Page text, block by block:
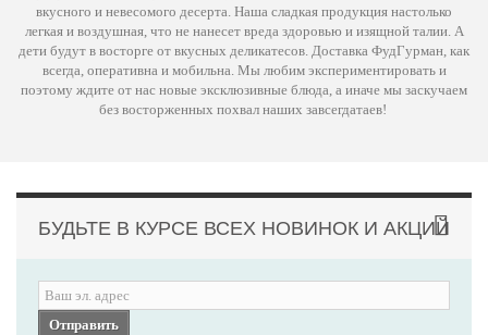
вкусного и невесомого десерта. Наша сладкая продукция настолько
легкая и воздушная, что не нанесет вреда здоровью и изящной талии. А
дети будут в восторге от вкусных деликатесов. Доставка ФудГурман, как
всегда, оперативна и мобильна. Мы любим экспериментировать и
поэтому ждите от нас новые эксклюзивные блюда, а иначе мы заскучаем
без восторженных похвал наших завсегдатаев!
БУДЬТЕ В КУРСЕ ВСЕХ НОВИНОК И АКЦИЙ
Отправить